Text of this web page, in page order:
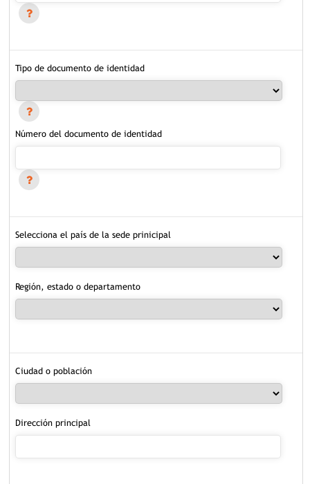
Tipo de documento de identidad
Número del documento de identidad
Selecciona el país de la sede prinicipal
Región, estado o departamento
Ciudad o población
Dirección principal